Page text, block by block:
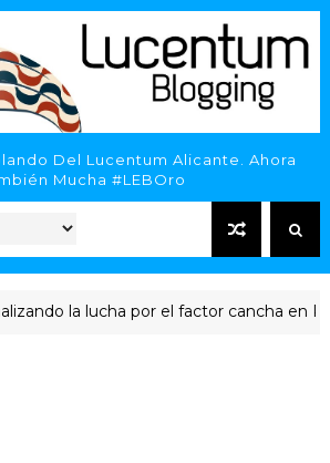
Del Lucentum Alicante. Ahora
Mucha #LEBOro
la lucha por el factor cancha en Primera